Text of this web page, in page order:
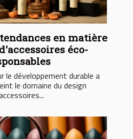
en matière
éco-
le développement durable a
le domaine du design